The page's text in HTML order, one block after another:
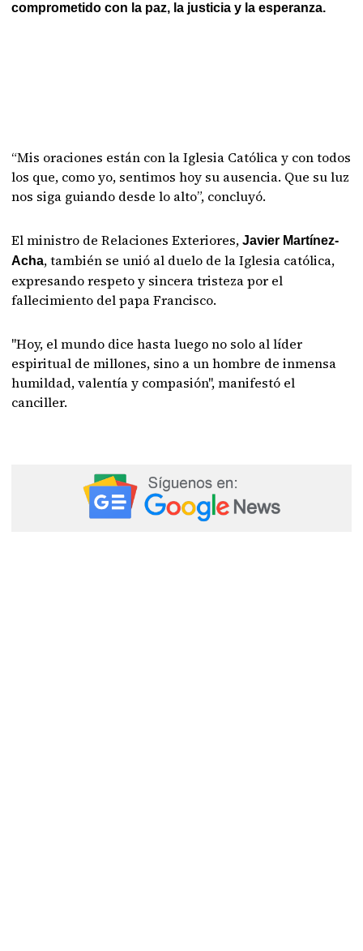
comprometido con la paz, la justicia y la esperanza.
“Mis oraciones están con la Iglesia Católica y con todos
los que, como yo, sentimos hoy su ausencia. Que su luz
nos siga guiando desde lo alto”, concluyó.
El ministro de Relaciones Exteriores,Javier Martínez-
Acha, también se unió al duelo de la Iglesia católica,
expresando respeto y sincera tristeza por el
fallecimiento del papa Francisco.
"Hoy, el mundo dice hasta luego no solo al líder
espiritual de millones, sino a un hombre de inmensa
humildad, valentía y compasión", manifestó el
canciller.